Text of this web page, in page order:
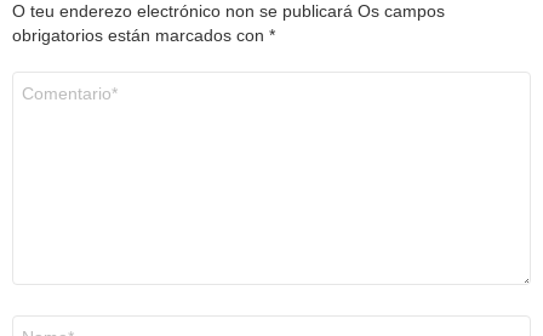
O teu enderezo electrónico non se publicará Os campos
obrigatorios están marcados con *